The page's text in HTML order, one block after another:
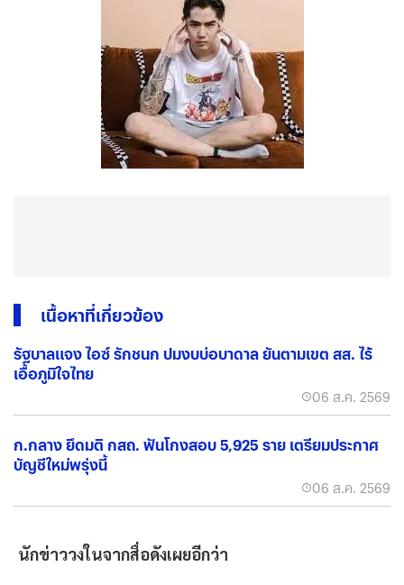
เนื้อหาที่เกี่ยวข้อง
รัฐบาลแจง ไอซ์ รักชนก ปมงบบ่อบาดาล ยันตามเขต สส. ไร้
เอื้อภูมิใจไทย
06 ส.ค. 2569
ก.กลาง ยึดมติ กสถ. ฟันโกงสอบ 5,925 ราย เตรียมประกาศ
บัญชีใหม่พรุ่งนี้
06 ส.ค. 2569
นักข่าววงในจากสื่อดังเผยอีกว่า